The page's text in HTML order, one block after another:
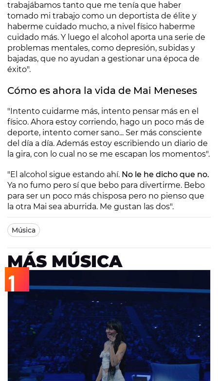
trabajábamos tanto que me tenía que haber
tomado mi trabajo como un deportista de élite y
haberme cuidado mucho, a nivel físico haberme
cuidado más. Y luego el alcohol aporta una serie de
problemas mentales, como depresión, subidas y
bajadas, que no ayudan a gestionar una época de
éxito".
Cómo es ahora la vida de Mai Meneses
"Intento cuidarme más, intento pensar más en el
físico. Ahora estoy corriendo, hago un poco más de
deporte, intento comer sano... Ser más consciente
del día a día. Además estoy escribiendo un diario de
la gira, con lo cual no se me escapan los momentos".
"El alcohol sigue estando ahí. No le he dicho que no.
Ya no fumo pero sí que bebo para divertirme. Bebo
para ser un poco más chisposa pero no pienso que
la otra Mai sea aburrida. Me gustan las dos".
Música
MÁS MÚSICA